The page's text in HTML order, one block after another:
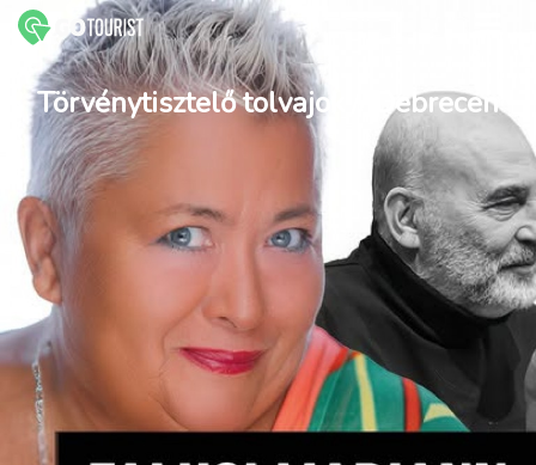
Törvénytisztelő tolvajok // Debrecen